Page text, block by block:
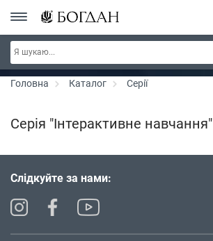
Серія "Чейзіана" ~ знижка 20%
Головна Каталог Серії
Серія "Інтерактивне навчання"
Слідкуйте за нами: